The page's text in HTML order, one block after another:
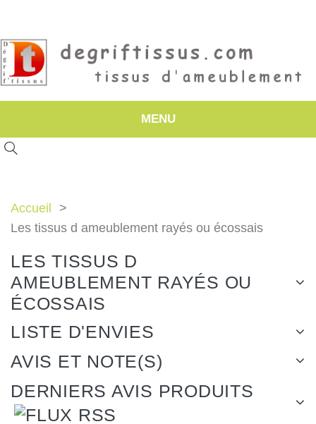
MENU
Accueil
Les tissus d ameublement rayés ou écossais
LES TISSUS D
AMEUBLEMENT RAYÉS OU
ÉCOSSAIS
LISTE D'ENVIES
AVIS ET NOTE(S)
DERNIERS AVIS PRODUITS